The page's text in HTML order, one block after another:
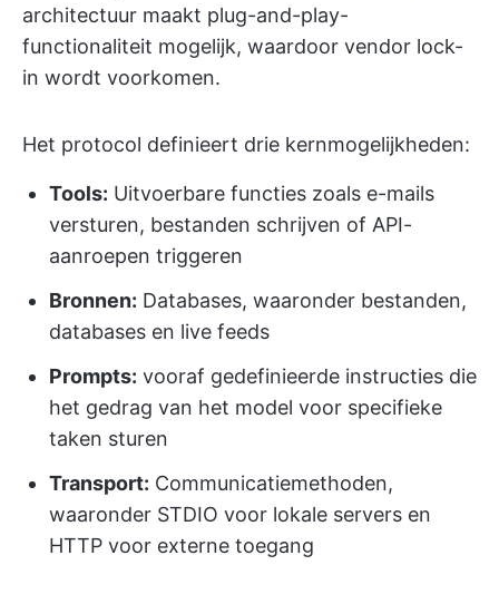
architectuur maakt plug-and-play-
functionaliteit mogelijk, waardoor vendor lock-
in wordt voorkomen.
Het protocol definieert drie kernmogelijkheden:
Tools: Uitvoerbare functies zoals e-mails
versturen, bestanden schrijven of API-
aanroepen triggeren
Bronnen: Databases, waaronder bestanden,
databases en live feeds
Prompts: vooraf gedefinieerde instructies die
het gedrag van het model voor specifieke
taken sturen
Transport: Communicatiemethoden,
waaronder STDIO voor lokale servers en
HTTP voor externe toegang